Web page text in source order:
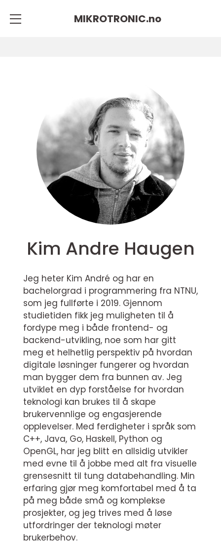
MIKROTRONIC.no
Kim Andre Haugen
Jeg heter Kim André og har en
bachelorgrad i programmering fra NTNU,
som jeg fullførte i 2019. Gjennom
studietiden fikk jeg muligheten til å
fordype meg i både frontend- og
backend-utvikling, noe som har gitt
meg et helhetlig perspektiv på hvordan
digitale løsninger fungerer og hvordan
man bygger dem fra bunnen av. Jeg
utviklet en dyp forståelse for hvordan
teknologi kan brukes til å skape
brukervennlige og engasjerende
opplevelser. Med ferdigheter i språk som
C++, Java, Go, Haskell, Python og
OpenGL, har jeg blitt en allsidig utvikler
med evne til å jobbe med alt fra visuelle
grensesnitt til tung databehandling. Min
erfaring gjør meg komfortabel med å ta
på meg både små og komplekse
prosjekter, og jeg trives med å løse
utfordringer der teknologi møter
brukerbehov.